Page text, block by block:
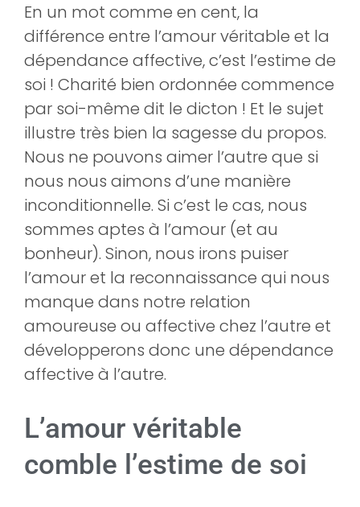
En un mot comme en cent, la
différence entre l’amour véritable et la
dépendance affective, c’est l’estime de
soi ! Charité bien ordonnée commence
par soi-même dit le dicton ! Et le sujet
illustre très bien la sagesse du propos.
Nous ne pouvons aimer l’autre que si
nous nous aimons d’une manière
inconditionnelle. Si c’est le cas, nous
sommes aptes à l’amour (et au
bonheur). Sinon, nous irons puiser
l’amour et la reconnaissance qui nous
manque dans notre relation
amoureuse ou affective chez l’autre et
développerons donc une dépendance
affective à l’autre.
L’amour véritable
comble l’estime de soi